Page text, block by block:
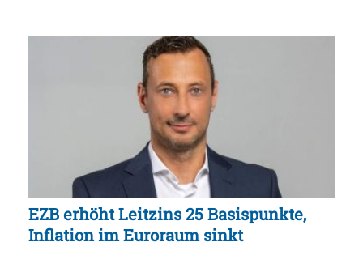
EZB erhöht Leitzins 25 Basispunkte,
Inflation im Euroraum sinkt